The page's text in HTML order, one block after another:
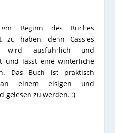
Beginn des Buches
zu haben, denn Cassies
wird ausführlich und
und lässt eine winterliche
Das Buch ist praktisch
einem eisigen und
gelesen zu werden. ;)